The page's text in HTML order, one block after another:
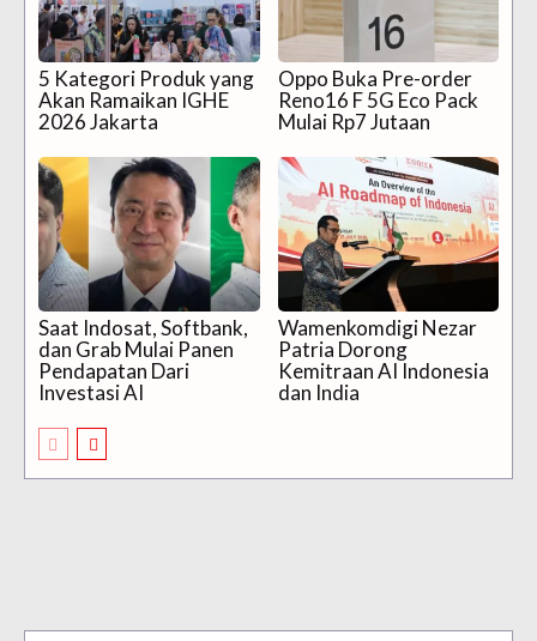
5 Kategori Produk yang
Akan Ramaikan IGHE
2026 Jakarta
Oppo Buka Pre-order
Reno16 F 5G Eco Pack
Mulai Rp7 Jutaan
Saat Indosat, Softbank,
dan Grab Mulai Panen
Pendapatan Dari
Investasi AI
Wamenkomdigi Nezar
Patria Dorong
Kemitraan AI Indonesia
dan India